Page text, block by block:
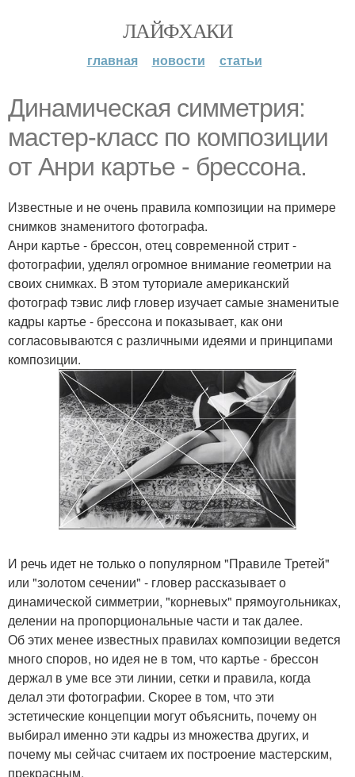
ЛАЙФХАКИ
главная новости статьи
Динамическая симметрия:
мастер-класс по композиции
от Анри картье - брессона.
Известные и не очень правила композиции на примере
снимков знаменитого фотографа.
Анри картье - брессон, отец современной стрит -
фотографии, уделял огромное внимание геометрии на
своих снимках. В этом туториале американский
фотограф тэвис лиф гловер изучает самые знаменитые
кадры картье - брессона и показывает, как они
согласовываются с различными идеями и принципами
композиции.
И речь идет не только о популярном "Правиле Третей"
или "золотом сечении" - гловер рассказывает о
динамической симметрии, "корневых" прямоугольниках,
делении на пропорциональные части и так далее.
Об этих менее известных правилах композиции ведется
много споров, но идея не в том, что картье - брессон
держал в уме все эти линии, сетки и правила, когда
делал эти фотографии. Скорее в том, что эти
эстетические концепции могут объяснить, почему он
выбирал именно эти кадры из множества других, и
почему мы сейчас считаем их построение мастерским,
прекрасным.